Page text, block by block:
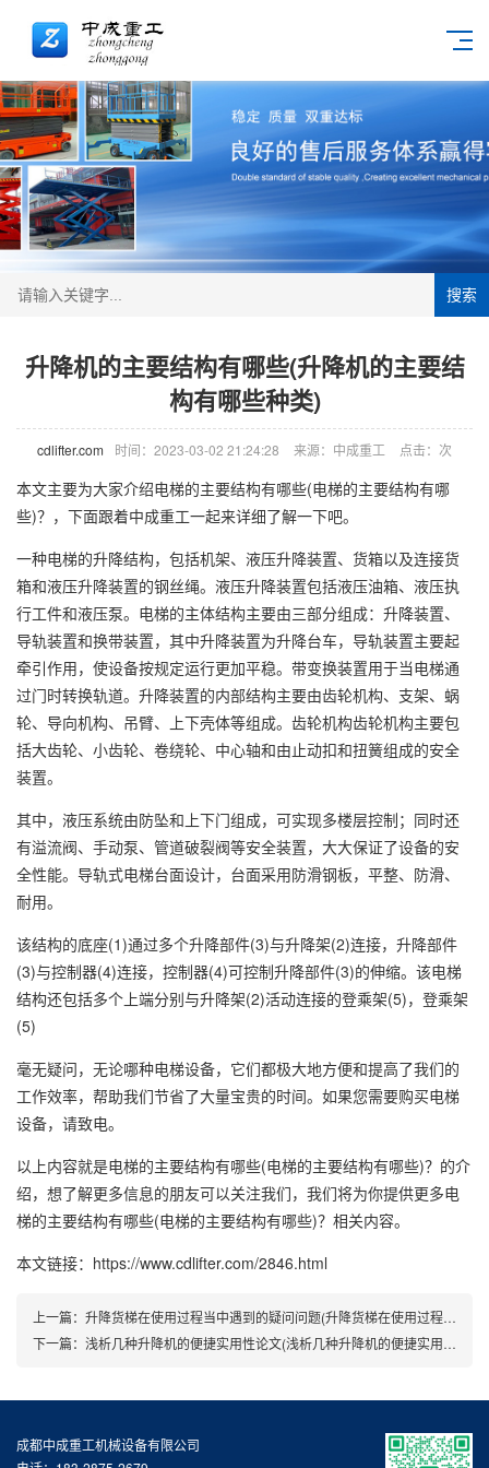
搜索
升降机的主要结构有哪些(升降机的主要结
构有哪些种类)
cdlifter.com 时间：2023-03-02 21:24:28 来源：中成重工 点击： 次
本文主要为大家介绍电梯的主要结构有哪些(电梯的主要结构有哪
些)？，下面跟着中成重工一起来详细了解一下吧。
一种电梯的升降结构，包括机架、液压升降装置、货箱以及连接货
箱和液压升降装置的钢丝绳。液压升降装置包括液压油箱、液压执
行工件和液压泵。电梯的主体结构主要由三部分组成：升降装置、
导轨装置和换带装置，其中升降装置为升降台车，导轨装置主要起
牵引作用，使设备按规定运行更加平稳。带变换装置用于当电梯通
过门时转换轨道。升降装置的内部结构主要由齿轮机构、支架、蜗
轮、导向机构、吊臂、上下壳体等组成。齿轮机构齿轮机构主要包
括大齿轮、小齿轮、卷绕轮、中心轴和由止动扣和扭簧组成的安全
装置。
其中，液压系统由防坠和上下门组成，可实现多楼层控制；同时还
有溢流阀、手动泵、管道破裂阀等安全装置，大大保证了设备的安
全性能。导轨式电梯台面设计，台面采用防滑钢板，平整、防滑、
耐用。
该结构的底座(1)通过多个升降部件(3)与升降架(2)连接，升降部件
(3)与控制器(4)连接，控制器(4)可控制升降部件(3)的伸缩。该电梯
结构还包括多个上端分别与升降架(2)活动连接的登乘架(5)，登乘架
(5)
毫无疑问，无论哪种电梯设备，它们都极大地方便和提高了我们的
工作效率，帮助我们节省了大量宝贵的时间。如果您需要购买电梯
设备，请致电。
以上内容就是电梯的主要结构有哪些(电梯的主要结构有哪些)？的介
绍，想了解更多信息的朋友可以关注我们，我们将为你提供更多电
梯的主要结构有哪些(电梯的主要结构有哪些)？相关内容。
本文链接：https://www.cdlifter.com/2846.html
上一篇： 升降货梯在使用过程当中遇到的疑问问题(升降货梯在使用过程当中遇到的疑问是)
下一篇： 浅析几种升降机的便捷实用性论文(浅析几种升降机的便捷实用性问题)
成都中成重工机械设备有限公司